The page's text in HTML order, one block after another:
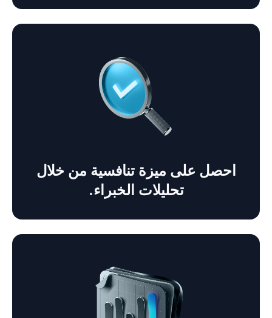
احصل على ميزة تنافسية من خلال
تحليلات الخبراء.